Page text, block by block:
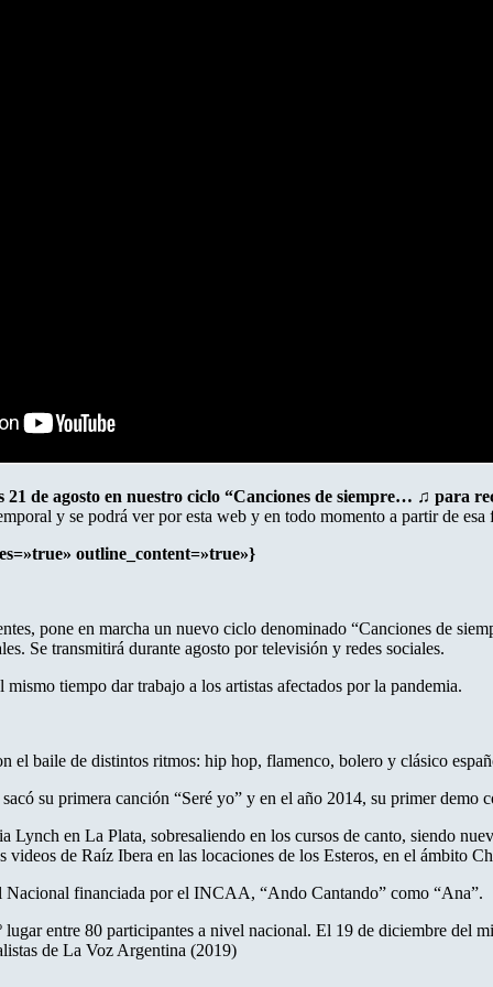
21 de agosto en nuestro ciclo “Canciones de siempre… ♫ para
y se podrá ver por esta web y en todo momento a partir de esa
outline_content=»true»}
pone en marcha un nuevo ciclo denominado “Canciones de
Se transmitirá durante agosto por televisión y redes sociales.
tiempo dar trabajo a los artistas afectados por la pandemia.
baile de distintos ritmos: hip hop, flamenco, bolero y clásico
su primera canción “Seré yo” y en el año 2014, su primer demo
en La Plata, sobresaliendo en los cursos de canto, siendo
de Raíz Ibera en las locaciones de los Esteros, en el ámbito
financiada por el INCAA, “Ando Cantando” como “Ana”.
entre 80 participantes a nivel nacional. El 19 de diciembre del
de La Voz Argentina (2019)